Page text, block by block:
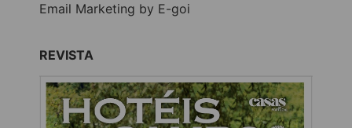
Email Marketing by E-goi
REVISTA